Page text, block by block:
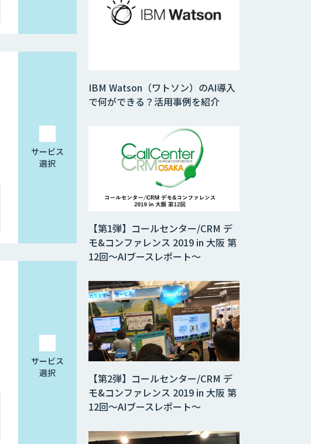
サービス
選択
サービス
選択
IBM Watson（ワトソン）のAI導入
で何ができる？活用事例を紹介
【第1弾】コールセンター/CRM デ
モ&コンファレンス 2019 in 大阪 第
12回～AIブースレポート～
【第2弾】コールセンター/CRM デ
モ&コンファレンス 2019 in 大阪 第
12回～AIブースレポート～